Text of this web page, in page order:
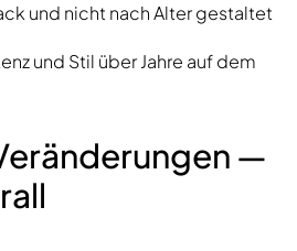
und nicht nach Alter gestaltet
und Stil über Jahre auf dem
—